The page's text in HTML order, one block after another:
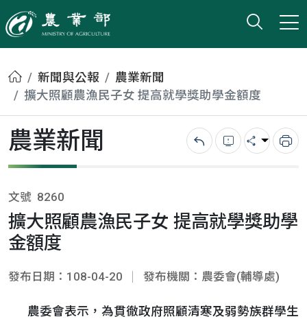
農業部
打開
小版
首頁新聞與公報
農業新聞
擴大照顧農漁民子女 提高就學獎助學金額度
農業新聞 回上一頁錯誤回報
分享 列
文號 8260
擴大照顧農漁民子女 提高就學獎助學
金額度
發布日期：108-04-20 發布機關：農委會(輔導處)
農委會表示，為貫徹政府照顧清寒及弱勢族群學生